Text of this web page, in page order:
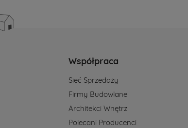
Współpraca
Sieć Sprzedaży
Firmy Budowlane
Architekci Wnętrz
Polecani Producenci